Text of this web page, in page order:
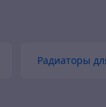
Радиаторы